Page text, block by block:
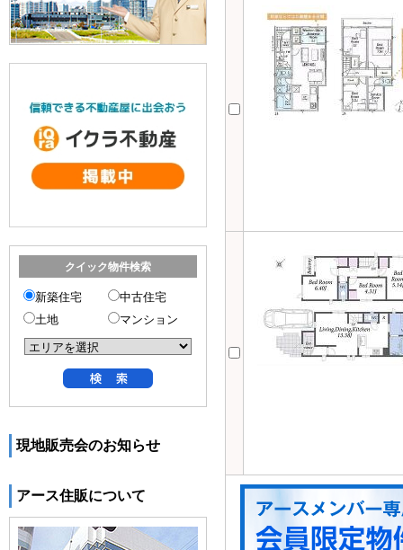
クイック物件検索
新築住宅
中古住宅
土地
マンション
現地販売会のお知らせ
アース住販について